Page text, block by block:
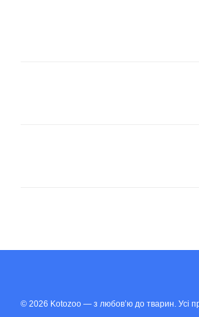
© 2026 Kotozoo — з любов’ю до тварин. Усі